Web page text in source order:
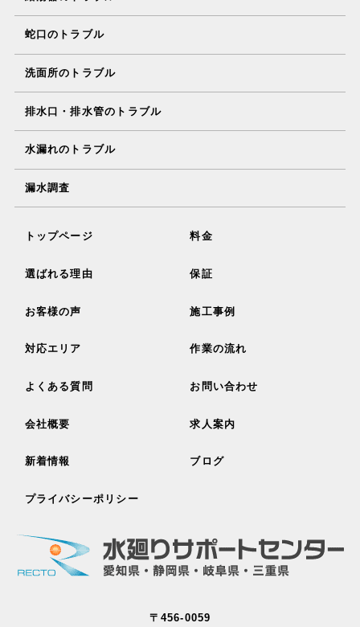
蛇口のトラブル
洗面所のトラブル
排水口・排水管のトラブル
水漏れのトラブル
漏水調査
トップページ 料金
選ばれる理由 保証
お客様の声 施工事例
対応エリア 作業の流れ
よくある質問 お問い合わせ
会社概要 求人案内
新着情報 ブログ
プライバシーポリシー
〒456-0059